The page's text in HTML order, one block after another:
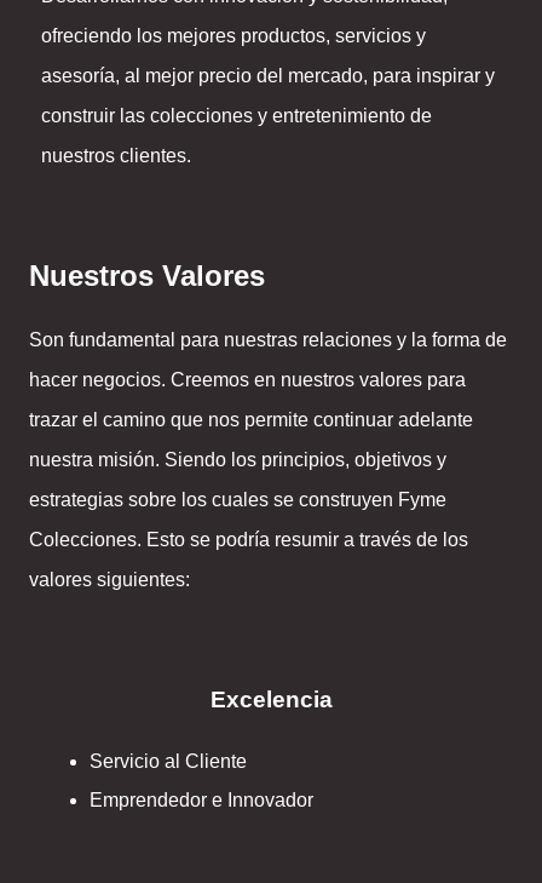
ofreciendo los mejores productos, servicios y
asesoría, al mejor precio del mercado, para inspirar y
construir las colecciones y entretenimiento de
nuestros clientes.
Nuestros Valores
Son fundamental para nuestras relaciones y la forma de
hacer negocios. Creemos en nuestros valores para
trazar el camino que nos permite continuar adelante
nuestra misión. Siendo los principios, objetivos y
estrategias sobre los cuales se construyen Fyme
Colecciones. Esto se podría resumir a través de los
valores siguientes:
Excelencia
Servicio al Cliente
Emprendedor e Innovador